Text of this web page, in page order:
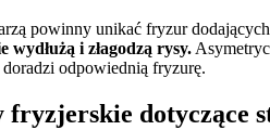
powinny unikać fryzur
wydłużą i złagodzą rysy.
odpowiednią fryzurę.
fryzjerskie